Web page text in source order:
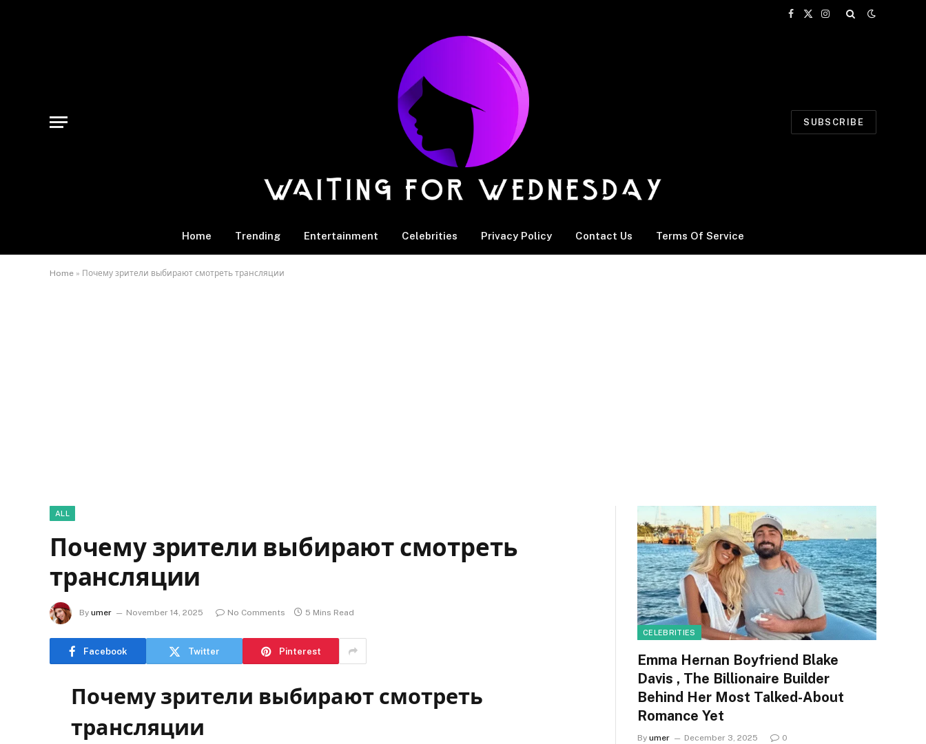
Facebook
X
Instagram
SUBSCRIBE
Home Trending Entertainment Celebrities Privacy Policy Contact Us Terms Of Service
Home » Почему зрители выбирают смотреть трансляции
ALL
Почему зрители выбирают смотреть
трансляции
By umer November 14, 2025 No Comments 5 Mins Read
Facebook Twitter Pinterest
Почему зрители выбирают смотреть
трансляции
CELEBRITIES
Emma Hernan Boyfriend Blake
Davis , The Billionaire Builder
Behind Her Most Talked-About
Romance Yet
By umer December 3, 2025 0